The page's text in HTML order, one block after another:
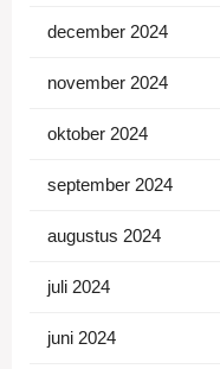
december 2024
november 2024
oktober 2024
september 2024
augustus 2024
juli 2024
juni 2024